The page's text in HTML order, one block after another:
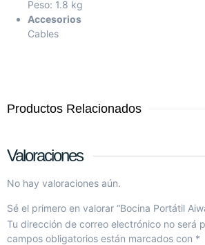
Peso: 1.8 kg
Accesorios
Cables
Productos Relacionados
Valoraciones
No hay valoraciones aún.
Sé el primero en valorar “Bocina Portátil
Tu dirección de correo electrónico no será
campos obligatorios están marcados con *